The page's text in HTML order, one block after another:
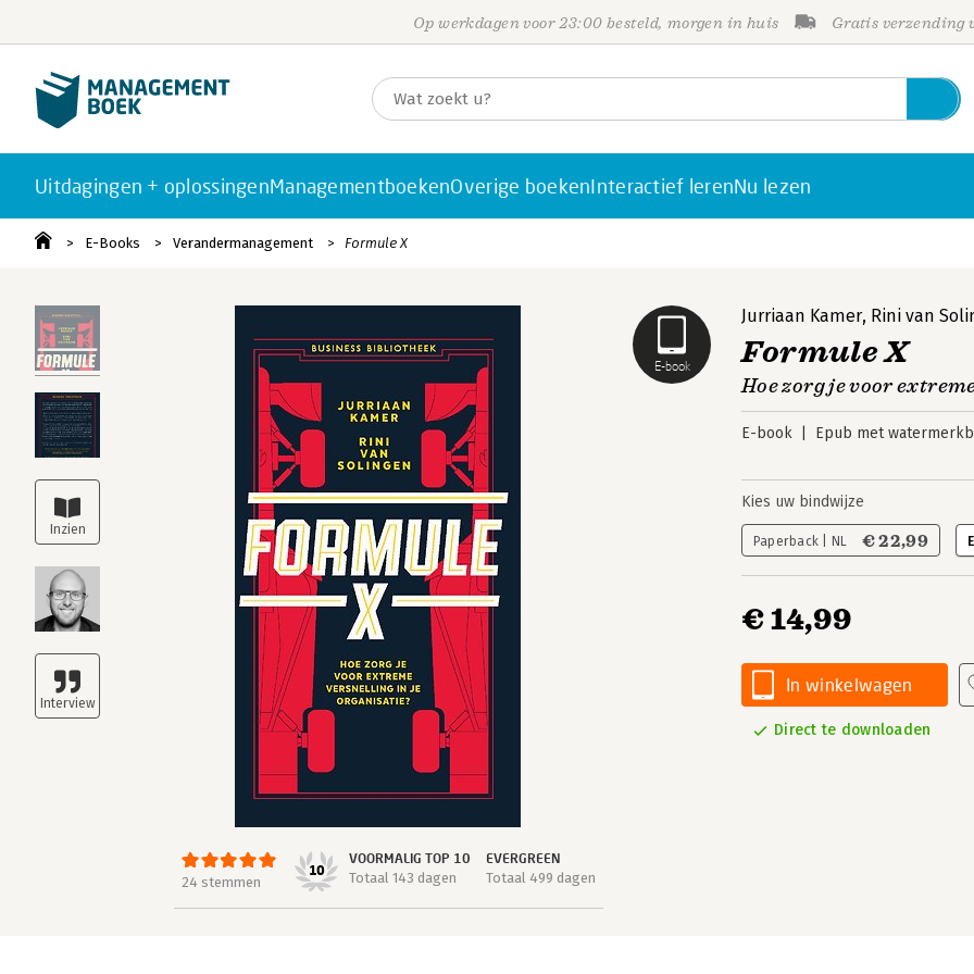
Op werkdagen voor 23:00 besteld, morgen in huis Gratis verzending
Uitdagingen + oplossingenManagementboekenOverige boekenInteractief lerenNu lezen
E-Books Verandermanagement Formule X
E-book
24 stemmen
10
VOORMALIG TOP 10
Totaal 143 dagen
EVERGREEN
Totaal 499 dagen
Jurriaan Kamer, Rini van
Formule X
Hoe zorg je voor
E-book Epub met
Kies uw bindwijze
Paperback | NL € 22,99
€ 14,99
In winkelwagen
Direct te downloaden